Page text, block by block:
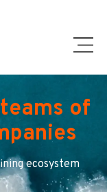
of
ecosystem